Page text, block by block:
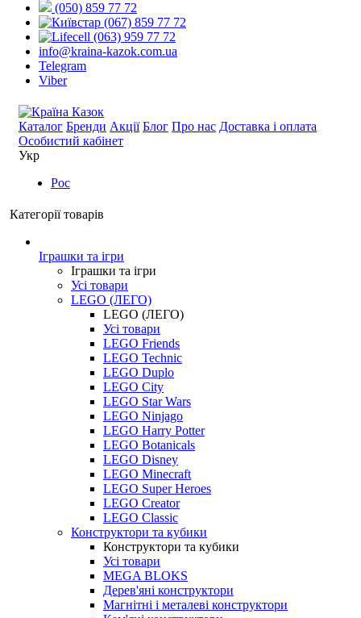
(050) 859 77 72
(067) 859 77 72
(063) 959 77 72
info@kraina-kazok.com.ua
Telegram
Viber
Каталог Бренди Акції Блог Про нас Доставка і оплата
Особистий кабінет
Укр
Рос
Категорії товарів
Іграшки та ігри
Іграшки та ігри
Усі товари
LEGO (ЛЕГО)
LEGO (ЛЕГО)
Усі товари
LEGO Friends
LEGO Technic
LEGO Duplo
LEGO City
LEGO Star Wars
LEGO Ninjago
LEGO Harry Potter
LEGO Botanicals
LEGO Disney
LEGO Minecraft
LEGO Super Heroes
LEGO Creator
LEGO Classic
Конструктори та кубики
Конструктори та кубики
Усі товари
MEGA BLOKS
Дерев'яні конструктори
Магнітні і металеві конструктори